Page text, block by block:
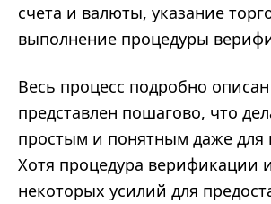
счета и валюты, указание
выполнение процедуры
Весь процесс подробно
представлен пошагово, что
простым и понятным даже для
Хотя процедура верификации
некоторых усилий для